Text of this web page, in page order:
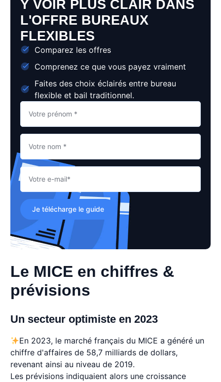
Y VOIR PLUS CLAIR DANS
L'OFFRE BUREAUX
FLEXIBLES
Comparez les offres
Comprenez ce que vous payez vraiment
Faites des choix éclairés entre bureau
flexible et bail traditionnel.
Je télécharge le guide
Le MICE en chiffres &
prévisions
Un secteur optimiste en 2023
En 2023, le marché français du MICE a généré un
chiffre d'affaires de 58,7 milliards de dollars,
revenant ainsi au niveau de 2019.
Les prévisions indiquaient alors une croissance